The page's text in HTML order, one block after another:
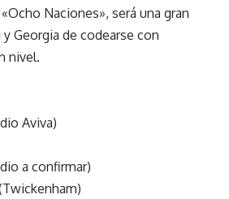
Naciones», será una gran
Georgia de codearse con
nivel.
Aviva)
a confirmar)